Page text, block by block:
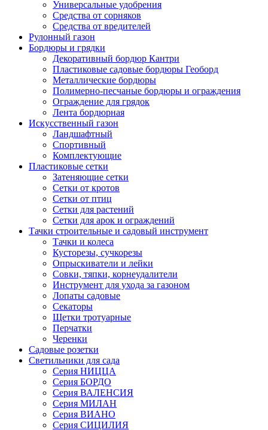
Универсальные удобрения
Средства от сорняков
Средства от вредителей
Рулонный газон
Бордюры и грядки
Декоративный бордюр Кантри
Пластиковые садовые бордюры Геоборд
Металлические бордюры
Полимерно-песчаные бордюры и ограждения
Ограждение для грядок
Лента бордюрная
Искусственный газон
Ландшафтный
Спортивный
Комплектующие
Пластиковые сетки
Затеняющие сетки
Сетки от кротов
Сетки от птиц
Сетки для растений
Сетки для арок и ограждений
Тачки строительные и садовый инструмент
Тачки и колеса
Кусторезы, сучкорезы
Опрыскиватели и лейки
Совки, тяпки, корнеудалители
Инструмент для ухода за газоном
Лопаты садовые
Секаторы
Щетки тротуарные
Перчатки
Черенки
Садовые розетки
Светильники для сада
Серия НИЦЦА
Серия БОРДО
Серия ВАЛЕНСИЯ
Серия МИЛАН
Серия ВИАНО
Серия СИЦИЛИЯ